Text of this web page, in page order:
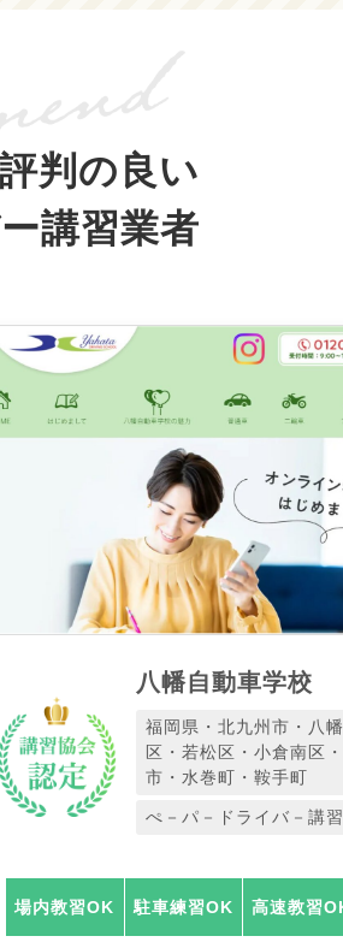
判の良い
講習業者
八幡自動車学校
福岡県・北九州市・八
区・若松区・小倉南区
市・水巻町・鞍手町
ぺ－パ－ドライバ－講習
場内教習OK 駐車練習OK 高速教習